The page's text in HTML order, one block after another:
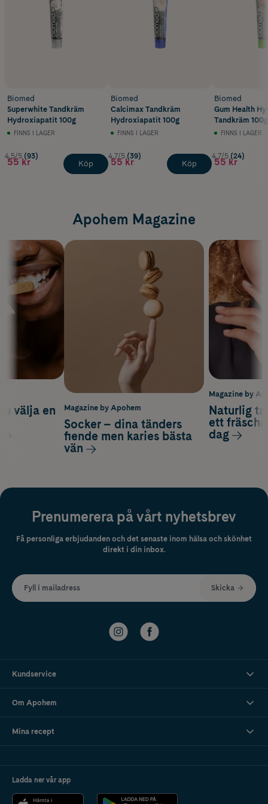
Biomed
Superwhite Tandkräm
Hydroxiapatit 100g
FINNS I LAGER
4.5/5 (93)
55 kr Köp
Biomed
Calcimax Tandkräm
Hydroxiapatit 100g
FINNS I LAGER
4.7/5 (39)
55 kr Köp
Biomed
Gum Health
Tandkräm 100g
FINNS I LAGER
4.7/5 (24)
55 kr
Apohem Magazine
Magazine by
Naturlig
ett
dag
välja en
Magazine by Apohem
Socker – dina tänders
fiende men karies bästa
vän
Prenumerera på vårt nyhetsbrev
Få personliga erbjudanden och det senaste inom hälsa och skönhet
direkt i din inbox.
Fyll i mailadress Skicka
Kundservice
Om Apohem
Mina recept
Ladda ner vår app